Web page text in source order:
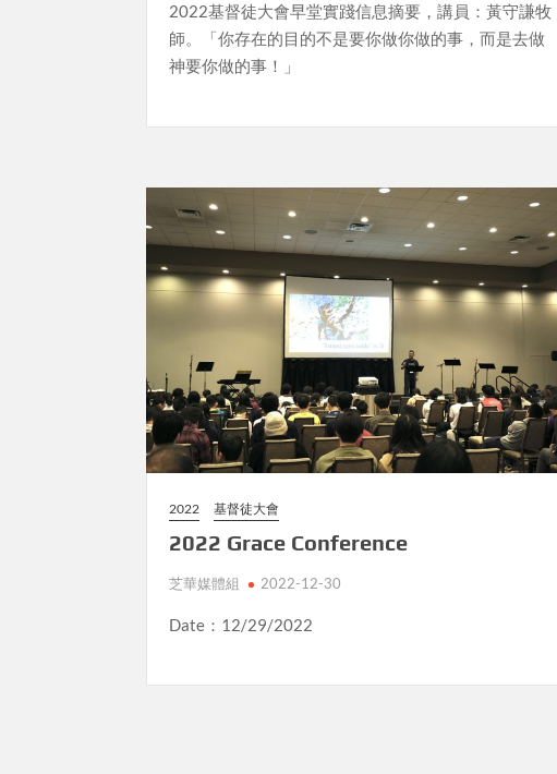
2022基督徒大會早堂實踐信息摘要，講員：黃守謙牧
師。「你存在的目的不是要你做你做的事，而是去做
神要你做的事！」
2022 基督徒大會
2022 Grace Conference
芝華媒體組 2022-12-30
Date：12/29/2022